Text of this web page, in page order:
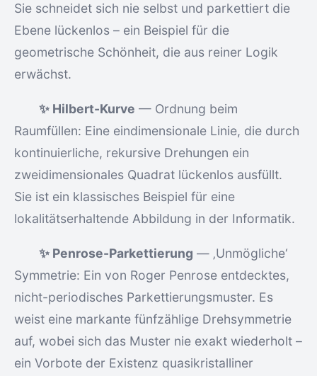
Sie schneidet sich nie selbst und parkettiert die
Ebene lückenlos – ein Beispiel für die
geometrische Schönheit, die aus reiner Logik
erwächst.
✨ Hilbert-Kurve — Ordnung beim
Raumfüllen: Eine eindimensionale Linie, die durch
kontinuierliche, rekursive Drehungen ein
zweidimensionales Quadrat lückenlos ausfüllt.
Sie ist ein klassisches Beispiel für eine
lokalitätserhaltende Abbildung in der Informatik.
✨ Penrose-Parkettierung — ‚Unmögliche‘
Symmetrie: Ein von Roger Penrose entdecktes,
nicht-periodisches Parkettierungsmuster. Es
weist eine markante fünfzählige Drehsymmetrie
auf, wobei sich das Muster nie exakt wiederholt –
ein Vorbote der Existenz quasikristalliner